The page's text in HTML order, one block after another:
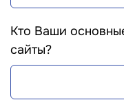
Кто Ваши
сайты?